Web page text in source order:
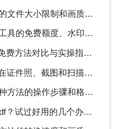
小限制和画质保留实测！
额度、水印和文件限制对比！
与实操指南（附详细表格）！
图和扫描件上的转换精度差异！
操作步骤和格式保留对比！
试过好用的几个办法！